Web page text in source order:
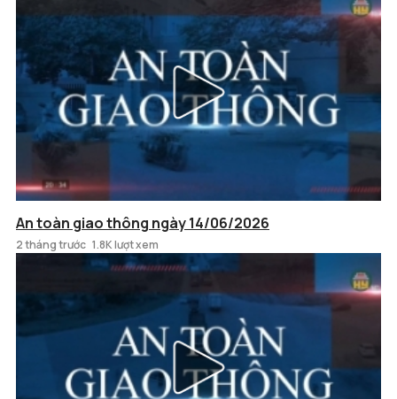
An toàn giao thông ngày 14/06/2026
2 tháng trước 1.8K lượt xem